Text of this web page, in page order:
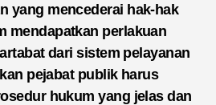
yang mencederai hak-hak
mendapatkan perlakuan
dari sistem pelayanan
pejabat publik harus
hukum yang jelas dan